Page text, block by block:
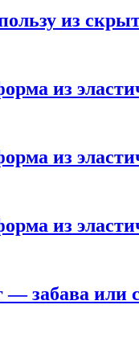
из
из
из
из
забава или